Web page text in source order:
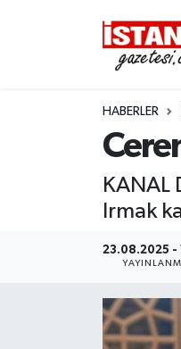
HABERLER
KANAL
Irmak
23.08.2025 -
EKONOMİ
İSTANBUL
MAGAZİN
KÜLTÜR SANAT
Nöbetçi Eczaneler
Hava Durumu
Trafik Durumu
Süper Lig Puan
Tüm Manşetler
Son Dakika
Haber Arşivi